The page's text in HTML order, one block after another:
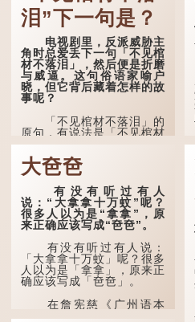
泪”下一句是？
电视剧里，反派威胁主
角时总爱丢下一句「不见棺
材不落泪」，然后便是折磨
与威逼。这句俗语家喻户
晓，但它背后藏着怎样的故
事呢？
「不见棺材不落泪」的
原句，有说法是「不见棺材
不下泪」或「不见亲棺不下
泪」，出自明朝兰陵笑笑生
所著的《金瓶梅词话》第九
十八回。原意是指人未亲眼
见到亲人棺木，便不会真正
感到悲伤；后来引申为比喻
人执迷不悟，不到彻底失
败，便不肯罢休。
许多人对这上半句耳熟
能详，但它其实还有下半句
——「不到黄河心不死」...
大夿夿
有没有听过有人
说：“大拿拿十万蚊”呢？
很多人以为是“拿拿”，原
来正确应该写成“夿夿”。
有没有听过有人说：
「大拿拿十万蚊」呢？很多
人以为是「拿拿」，原来正
确应该写成「夿夿」。
在詹宪慈《广州语本